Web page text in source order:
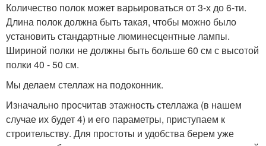
Количество полок может варьироваться от 3-х до 6-ти.
Длина полок должна быть такая, чтобы можно было
установить стандартные люминесцентные лампы.
Шириной полки не должны быть больше 60 см с высотой
полки 40 - 50 см.
Мы делаем стеллаж на подоконник.
Изначально просчитав этажность стеллажа (в нашем
случае их будет 4) и его параметры, приступаем к
строительству. Для простоты и удобства берем уже